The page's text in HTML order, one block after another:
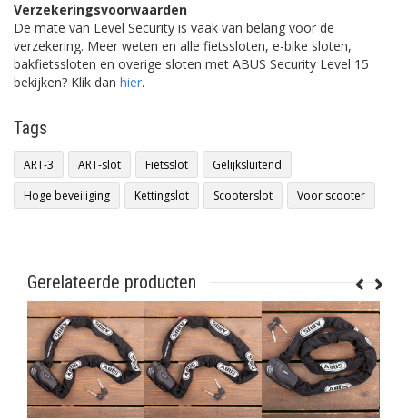
Verzekeringsvoorwaarden
De mate van Level Security is vaak van belang voor de
verzekering. Meer weten en alle fietssloten, e-bike sloten,
bakfietssloten en overige sloten met ABUS Security Level 15
bekijken? Klik dan hier.
Tags
ART-3 ART-slot Fietsslot
Gelijksluitend
Hoge beveiliging
Kettingslot Scooterslot Voor scooter
Gerelateerde producten